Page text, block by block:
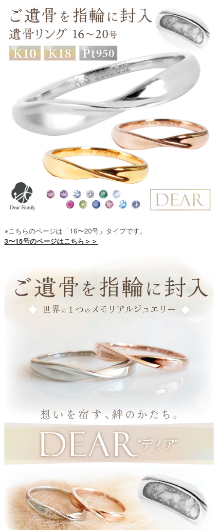
※こちらのページは「16〜20号」タイプです。
3〜15号のページはこちら＞＞